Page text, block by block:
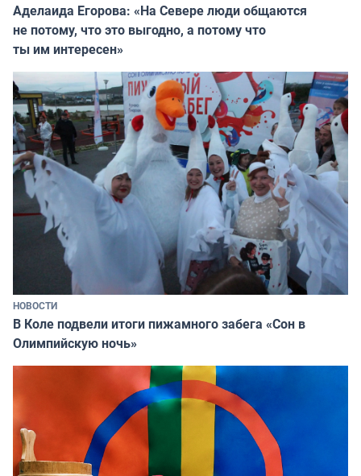
Аделаида Егорова: «На Севере люди общаются
не потому, что это выгодно, а потому что
ты им интересен»
НОВОСТИ
В Коле подвели итоги пижамного забега «Сон в
Олимпийскую ночь»